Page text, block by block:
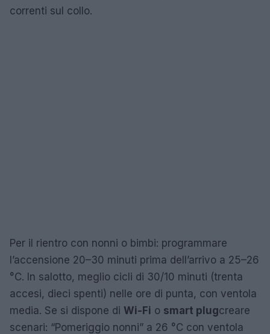
correnti sul collo.
Per il rientro con nonni o bimbi: programmare
l’accensione 20–30 minuti prima dell’arrivo a 25–26
°C. In salotto, meglio cicli di 30/10 minuti (trenta
accesi, dieci spenti) nelle ore di punta, con ventola
media. Se si dispone di Wi-Fi o smart plugcreare
scenari: “Pomeriggio nonni” a 26 °C con ventola